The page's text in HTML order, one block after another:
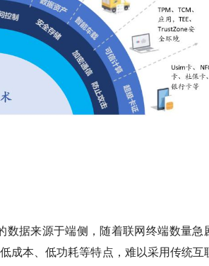
据来源于端侧，随着联网终端数量急
成本、低功耗等特点，难以采用传统互